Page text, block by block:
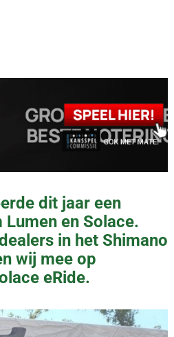
dit jaar een
en Solace.
in het Shimano
wij mee op
eRide.